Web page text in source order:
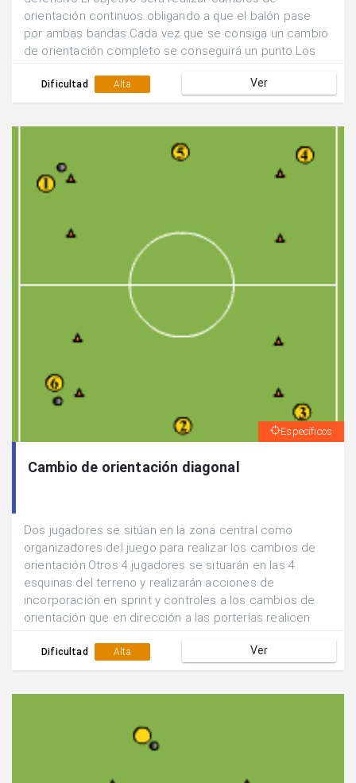
orientación continuos obligando a que el balón pase
por ambas bandas.Cada vez que se consiga un cambio
de orientación completo se conseguirá un punto.Los
jugadores atacantes.
Dificultad Alta Ver
Específicos
Cambio de orientación diagonal
Dos jugadores se sitúan en la zona central como
organizadores del juego para realizar los cambios de
orientación.Otros 4 jugadores se situarán en las 4
esquinas del terreno y realizarán acciones de
incorporación en sprint y controles a los cambios de
orientación que en dirección a las porterías realicen
corto de una banda y realiza un pase largo hacia la otra
banda.
Dificultad Alta Ver